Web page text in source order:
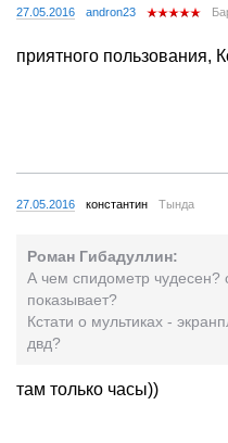
27.05.2016 andron23
приятного пользования,
27.05.2016 константин Тында
Роман Гибадуллин:
А чем спидометр чудесен?
показывает?
Кстати о мультиках -
двд?
там только часы))